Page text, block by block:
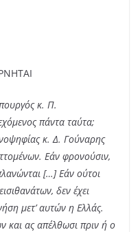
κ. Π.
πάντα ταύτα;
κ. Δ. Γούναρης
Εάν φρονούσιν,
[…] Εάν ούτοι
δεν έχει
μετ’ αυτών η Ελλάς.
και ας απέλθωσι πριν ή ο